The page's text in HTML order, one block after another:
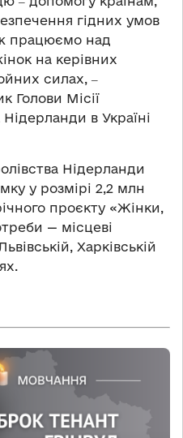
гідних умов
працюємо над
на керівних
силах, ‒
Голови Місії
в Україні
Нідерланди
у розмірі 2,2 млн
проєкту «Жінки,
— місцеві
Харківській